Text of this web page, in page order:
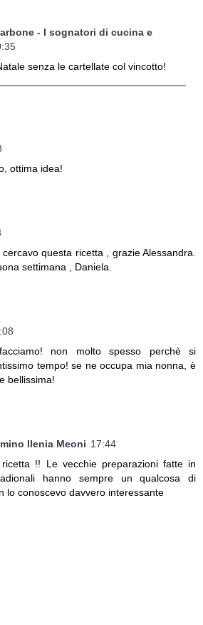
- I sognatori di cucina e
senza le cartellate col vincotto!
ottima idea!
questa ricetta , grazie Alessandra.
settimana , Daniela.
non molto spesso perchè si
tempo! se ne occupa mia nonna, è
bellissima!
Ilenia Meoni 17:44
!! Le vecchie preparazioni fatte in
hanno sempre un qualcosa di
lo conoscevo davvero interessante